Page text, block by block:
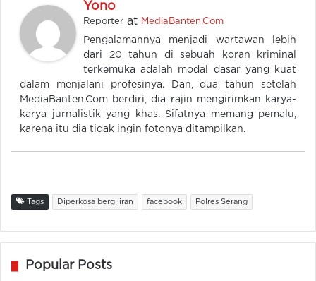
Yono
Reporter at MediaBanten.Com
Pengalamannya menjadi wartawan lebih
dari 20 tahun di sebuah koran kriminal
terkemuka adalah modal dasar yang kuat
dalam menjalani profesinya. Dan, dua tahun setelah
MediaBanten.Com berdiri, dia rajin mengirimkan karya-
karya jurnalistik yang khas. Sifatnya memang pemalu,
karena itu dia tidak ingin fotonya ditampilkan.
Tags Diperkosa bergiliran facebook Polres Serang
Popular Posts